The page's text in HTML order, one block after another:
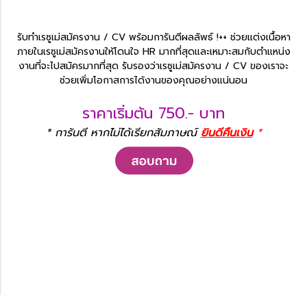
รับทำเรซูเม่สมัครงาน / CV พร้อมการันตีผลลัพธ์ !++ ช่วยแต่งเนื้อหา
ภายในเรซูเม่สมัครงานให้โดนใจ HR มากที่สุดและเหมาะสมกับตำแหน่ง
งานที่จะไปสมัครมากที่สุด รับรองว่าเรซูเม่สมัครงาน / CV ของเราจะ
ช่วยเพิ่มโอกาสการได้งานของคุณอย่างแน่นอน
ราคาเริ่มต้น 750.- บาท
* การันตี หากไม่ได้เรียกสัมภาษณ์ ยินดีคืนเงิน*